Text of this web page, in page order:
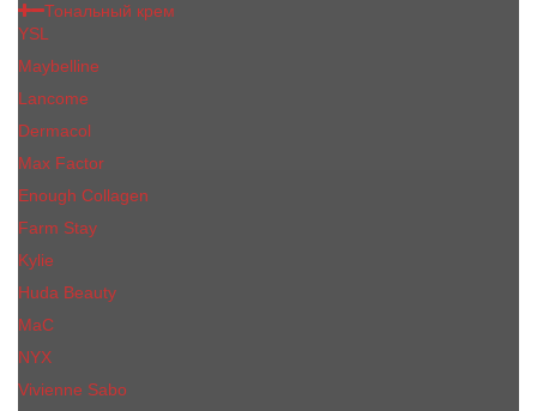
Тональный крем
YSL
Maybelline
Lancome
Dermacol
Max Factor
Enough Collagen
Farm Stay
Kylie
Huda Beauty
МаС
NYX
Vivienne Sabo